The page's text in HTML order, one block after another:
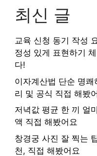
최신 글
교육 신청 동기 작성
정성 있게 표현하기
다!
이자계산법 단순 명
리 및 공식 직접 해봤
저녁값 평균 한 끼 얼
액 직접 해봤어요
창경궁 사진 잘 찍는
천, 직접 해봤어요